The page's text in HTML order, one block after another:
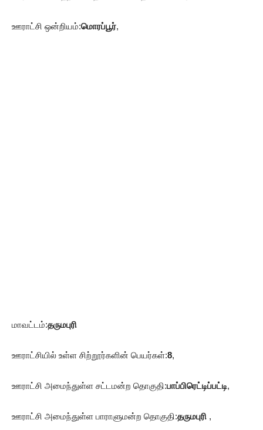
ஊராட்சி ஒன்றியம்:மொரப்பூர்,
மாவட்டம்:தருமபுரி
ஊராட்சியில் உள்ள சிற்றூர்களின் பெயர்கள்:8,
ஊராட்சி அமைந்துள்ள சட்டமன்ற தொகுதி:பாப்பிரெட்டிப்பட்டி,
ஊராட்சி அமைந்துள்ள பாராளுமன்ற தொகுதி:தருமபுரி ,